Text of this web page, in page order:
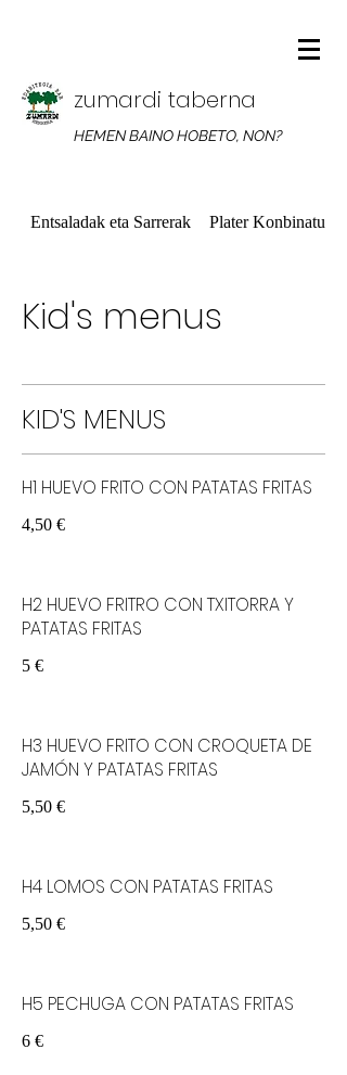
zumardi taberna
HEMEN BAINO HOBETO, NON?
Entsaladak eta Sarrerak Plater Konbinatuak
Kid's menus
KID'S MENUS
H1 HUEVO FRITO CON PATATAS FRITAS
4,50 €
H2 HUEVO FRITRO CON TXITORRA Y
PATATAS FRITAS
5 €
H3 HUEVO FRITO CON CROQUETA DE
JAMÓN Y PATATAS FRITAS
5,50 €
H4 LOMOS CON PATATAS FRITAS
5,50 €
H5 PECHUGA CON PATATAS FRITAS
6 €